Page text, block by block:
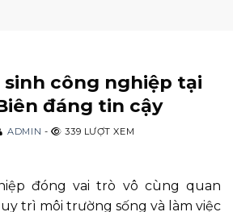
sinh công nghiệp tại
đáng tin cậy
ADMIN - 339 LƯỢT XEM
đóng vai trò vô cùng quan
trì môi trường sống và làm việc